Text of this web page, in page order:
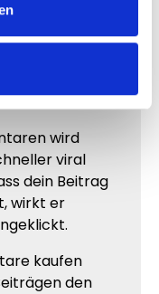
Um aus
ist es
sind
wird
viral
dein Beitrag
wirkt er
kaufen
den